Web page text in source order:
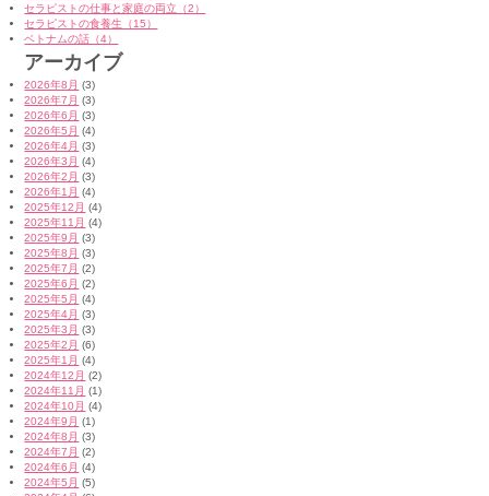
セラピストの仕事と家庭の両立（2）
セラピストの食養生（15）
ベトナムの話（4）
アーカイブ
2026年8月 (3)
2026年7月 (3)
2026年6月 (3)
2026年5月 (4)
2026年4月 (3)
2026年3月 (4)
2026年2月 (3)
2026年1月 (4)
2025年12月 (4)
2025年11月 (4)
2025年9月 (3)
2025年8月 (3)
2025年7月 (2)
2025年6月 (2)
2025年5月 (4)
2025年4月 (3)
2025年3月 (3)
2025年2月 (6)
2025年1月 (4)
2024年12月 (2)
2024年11月 (1)
2024年10月 (4)
2024年9月 (1)
2024年8月 (3)
2024年7月 (2)
2024年6月 (4)
2024年5月 (5)